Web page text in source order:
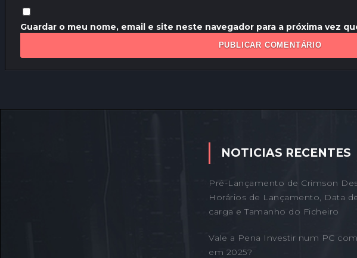
Guardar o meu nome, email e site neste navegador para a próxima vez
NOTICIAS RECENTES
Pré-Lançamento de Crimson
Horários de Lançamento, Data
carga e Tamanho do Ficheiro
Vale a Pena Investir num PC
em 2025?